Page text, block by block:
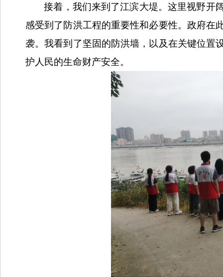
接着，我们来到了江滨大堤。这里视野开
感受到了防洪工程的重要性和必要性。政府在
袭。我看到了坚固的防洪墙，以及在关键位置
护人民的生命财产安全。